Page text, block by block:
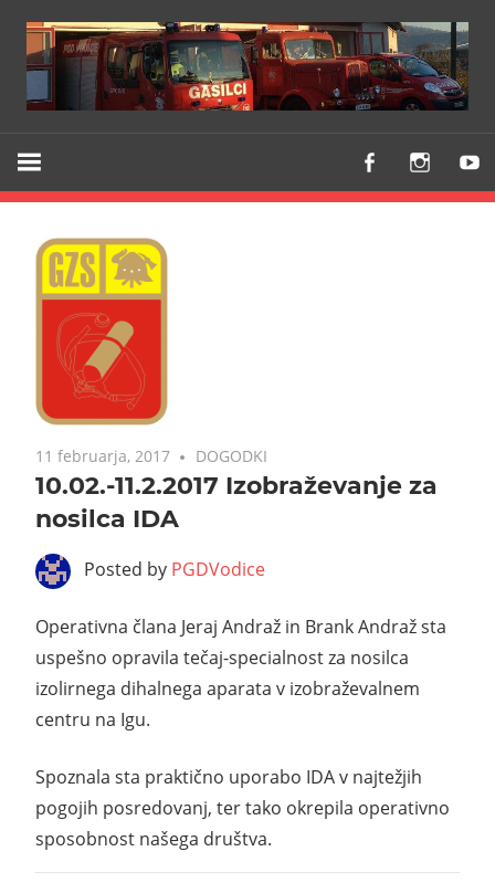
VODICE
vami
že
od
1903
11 februarja, 2017 DOGODKI
10.02.-11.2.2017 Izobraževanje za
nosilca IDA
Posted by PGDVodice
Operativna člana Jeraj Andraž in Brank Andraž sta
uspešno opravila tečaj-specialnost za nosilca
izolirnega dihalnega aparata v izobraževalnem
centru na Igu.
Spoznala sta praktično uporabo IDA v najtežjih
pogojih posredovanj, ter tako okrepila operativno
sposobnost našega društva.